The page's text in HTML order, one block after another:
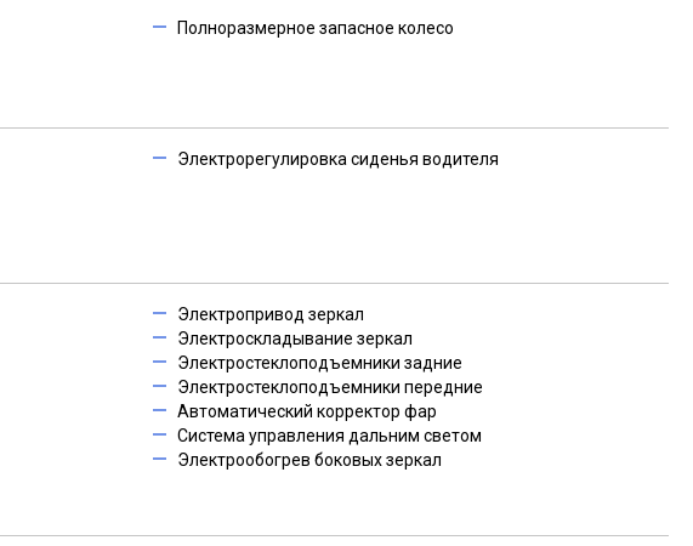
Полноразмерное запасное колесо
Электрорегулировка сиденья водителя
Электропривод зеркал
Электроскладывание зеркал
Электростеклоподъемники задние
Электростеклоподъемники передние
Автоматический корректор фар
Система управления дальним светом
Электрообогрев боковых зеркал